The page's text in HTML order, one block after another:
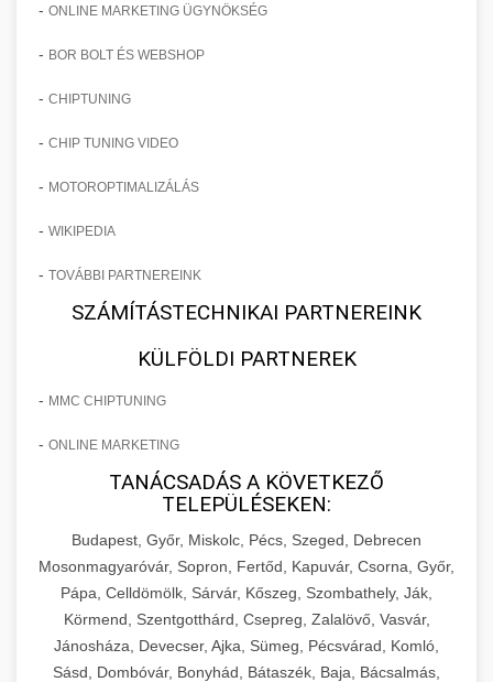
- ONLINE MARKETING ÜGYNÖKSÉG
- BOR BOLT ÉS WEBSHOP
- CHIPTUNING
- CHIP TUNING VIDEO
- MOTOROPTIMALIZÁLÁS
- WIKIPEDIA
- TOVÁBBI PARTNEREINK
SZÁMÍTÁSTECHNIKAI PARTNEREINK
KÜLFÖLDI PARTNEREK
- MMC CHIPTUNING
- ONLINE MARKETING
TANÁCSADÁS A KÖVETKEZŐ
TELEPÜLÉSEKEN:
Budapest, Győr, Miskolc, Pécs, Szeged, Debrecen
Mosonmagyaróvár, Sopron, Fertőd, Kapuvár, Csorna, Győr,
Pápa, Celldömölk, Sárvár, Kőszeg, Szombathely, Ják,
Körmend, Szentgotthárd, Csepreg, Zalalövő, Vasvár,
Jánosháza, Devecser, Ajka, Sümeg, Pécsvárad, Komló,
Sásd, Dombóvár, Bonyhád, Bátaszék, Baja, Bácsalmás,